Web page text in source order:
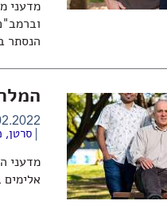
מדעני
הנסתר
סרטן,
מדעני
אלימים